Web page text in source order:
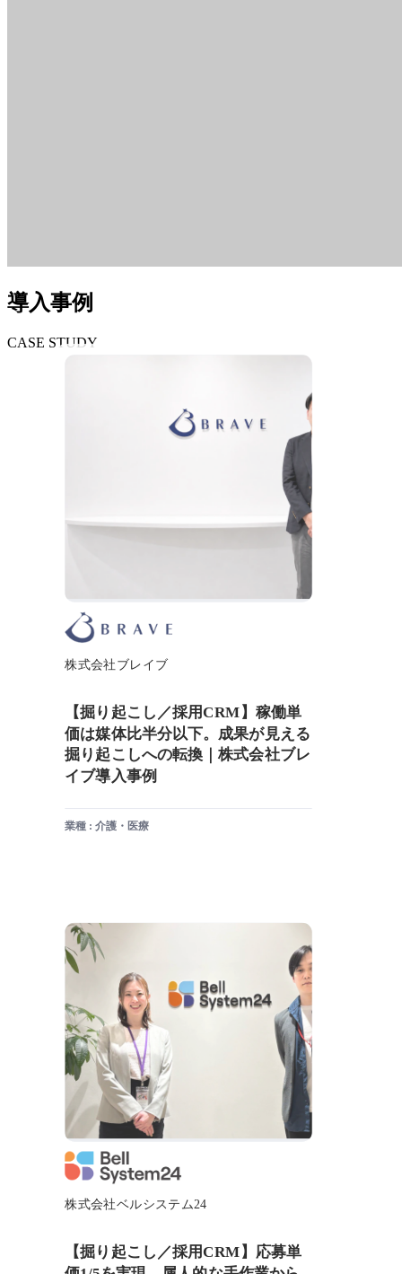
導入事例
CASE STUDY
株式会社ブレイブ
【掘り起こし／採用CRM】稼働単
価は媒体比半分以下。成果が見える
掘り起こしへの転換｜株式会社ブレ
イブ導入事例
業種 : 介護・医療
株式会社ベルシステム24
【掘り起こし／採用CRM】応募単